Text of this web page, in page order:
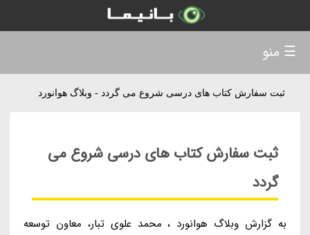
ثبت سفارش کتاب های درسی شروع می گردد - وبلاگ هوانورد
ثبت سفارش کتاب های درسی شروع می
گردد
به گزارش وبلاگ هوانورد ، محمد علوی تبار، معاون توسعه
☰ منو